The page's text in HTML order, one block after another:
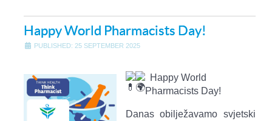
Happy World Pharmacists Day!
PUBLISHED: 25 SEPTEMBER 2025
Happy World
Pharmacists Day!
Danas obilježavamo svjetski